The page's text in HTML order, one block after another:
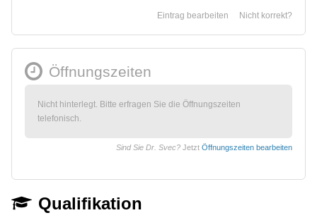
Nicht korrekt?
Eintrag bearbeiten
Öffnungszeiten
Nicht hinterlegt. Bitte erfragen Sie die Öffnungszeiten
telefonisch.
Sind Sie Dr. Svec? Jetzt Öffnungszeiten bearbeiten
Qualifikation